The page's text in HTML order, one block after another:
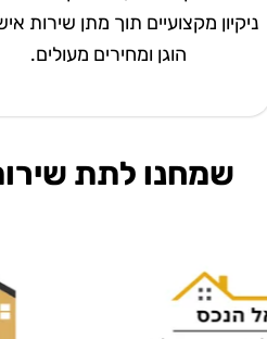
ניקיון מקצועיים תוך מתן שירות
הוגן ומחירים מעולים.
שמחנו לתת